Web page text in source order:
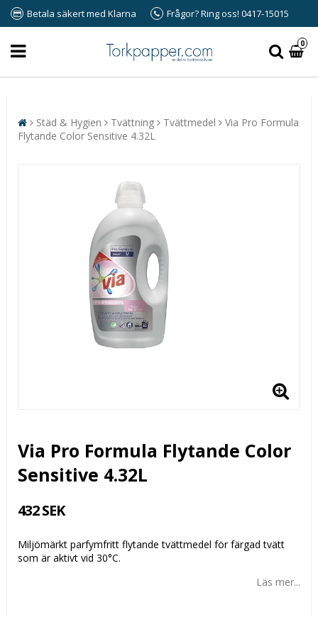
Betala säkert med Klarna Frågor? Ring oss! 0417-15015
0
Städ & Hygien Tvättning Tvättmedel
Via Pro Formula
Flytande Color Sensitive 4.32L
Via Pro Formula Flytande Color
Sensitive 4.32L
432 SEK
Miljömärkt parfymfritt flytande tvättmedel för färgad tvätt
som är aktivt vid 30°C.
Läs mer...